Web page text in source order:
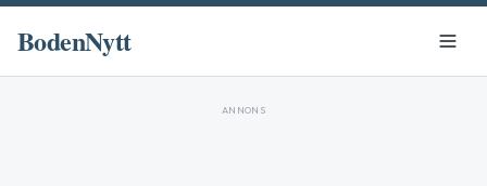
BodenNytt
ANNONS